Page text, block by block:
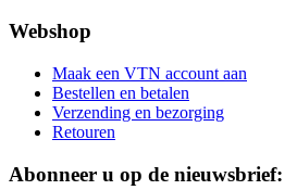
Webshop
Maak een VTN account aan
Bestellen en betalen
Verzending en bezorging
Retouren
Abonneer u op de nieuwsbrief: